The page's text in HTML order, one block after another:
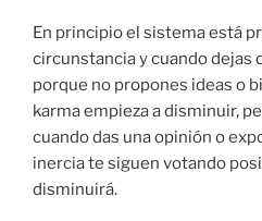
En principio el sistema está
circunstancia y cuando dejas
porque no propones ideas o
karma empieza a disminuir,
cuando das una opinión o
inercia te siguen votando
disminuirá.